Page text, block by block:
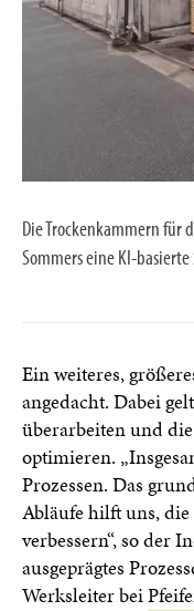
Die Trockenkammern für
Sommers eine KI-
Ein weiteres,
angedacht. Dabei
überarbeiten und
optimieren.
Prozessen. Das
Abläufe hilft uns, die
verbessern“, so der
ausgeprägtes
Werksleiter bei